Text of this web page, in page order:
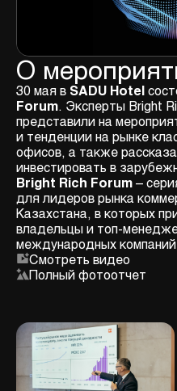
О
30 мая в SADU Hotel
Forum. Эксперты Bright
представили на
и тенденции на рынке
офисов, а также
инвестировать в
Bright Rich Forum –
для лидеров рынка
Казахстана, в которых
владельцы и топ-
международных
Смотреть видео
Полный фотоотчет